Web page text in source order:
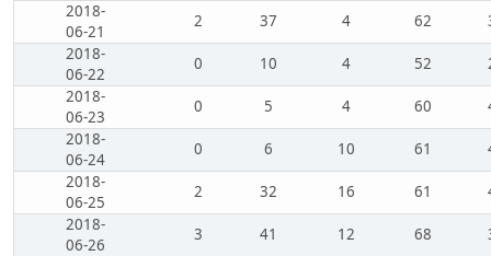
2018-
06-21
2 37 4 62
2018-
06-22
0 10 4 52
2018-
06-23
0 5 4 60
2018-
06-24
0 6 10 61
2018-
06-25
2 32 16 61
2018-
06-26
3 41 12 68